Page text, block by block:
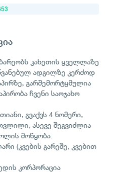
კახეთის ყველლაზე
ადგილზე კერძოდ
გარშემორტყმულია
ჩვენი საოჯახო
გვაქვს 4 ნომერი,
ასევე შეგვიძლია
მოწყობა.
(კვების გარეშე, კვებით
კორპორაცია